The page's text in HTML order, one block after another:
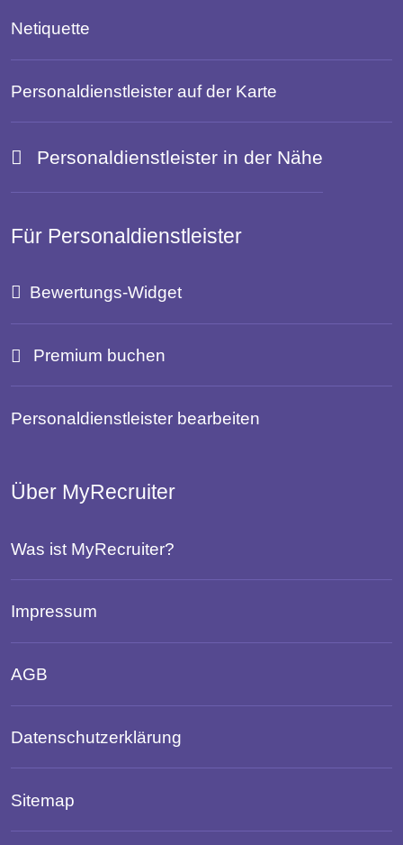
Netiquette
Personaldienstleister auf der Karte
Personaldienstleister in der Nähe
Für Personaldienstleister
Bewertungs-Widget
Premium buchen
Personaldienstleister bearbeiten
Über MyRecruiter
Was ist MyRecruiter?
Impressum
AGB
Datenschutzerklärung
Sitemap